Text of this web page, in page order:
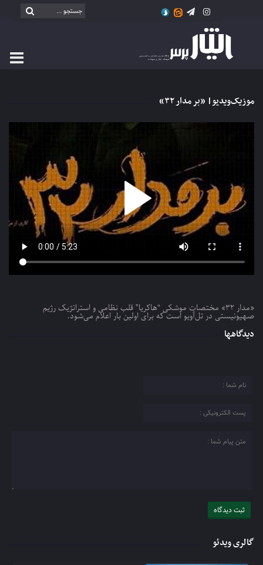
موزیک‌ویدیو| «بر مدار ۳۲»
«مدار ۳۲» مختصات موشکی “هاکریا” قلب نظامی و استراتژیک رژیم
صهیونیستی در تل‌آویو است که برای اولین بار اعلام می‌شود.
دیدگاهها
گالری ویدئو